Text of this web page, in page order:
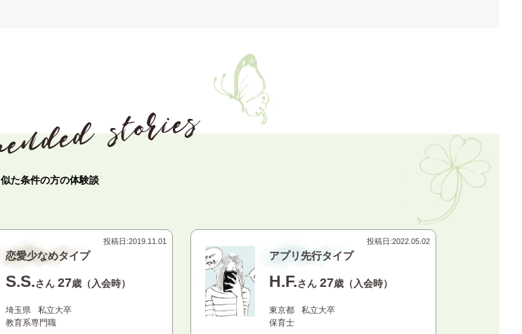
似た条件の方の体験談
投稿日:2019.11.01
恋愛少なめタイプ
S.S.さん 27歳（入会時）
埼玉県
私立大卒
教育系専門職
投稿日:2022.05.02
アプリ先行タイプ
H.F.さん 27歳（入会時）
東京都
私立大卒
保育士